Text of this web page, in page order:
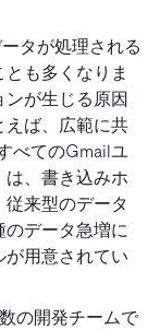
タが処理される
も多くなりま
が生じる原因
えば、広範に共
べてのGmailユ
は、書き込みホ
来型のデータ
データ急増に
用意されてい
の開発チームで